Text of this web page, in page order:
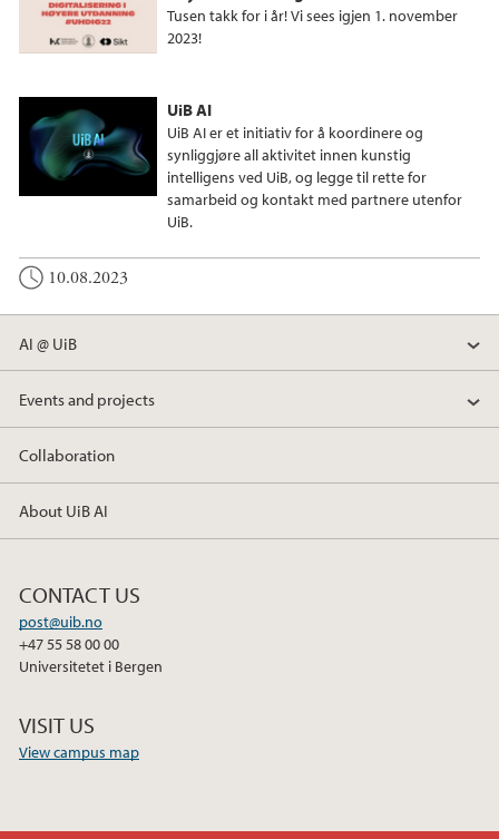
Tusen takk for i år! Vi sees igjen 1. november
2023!
UiB AI
UiB AI er et initiativ for å koordinere og
synliggjøre all aktivitet innen kunstig
intelligens ved UiB, og legge til rette for
samarbeid og kontakt med partnere utenfor
UiB.
10.08.2023
AI @ UiB
Events and projects
Collaboration
About UiB AI
CONTACT US
post@uib.no
+47 55 58 00 00
Universitetet i Bergen
VISIT US
View campus map